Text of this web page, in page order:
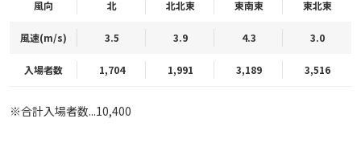
風向 北 北北東 東南東 東北東
風速(m/s) 3.5 3.9 4.3 3.0
入場者数 1,704 1,991 3,189 3,516
※合計入場者数...10,400